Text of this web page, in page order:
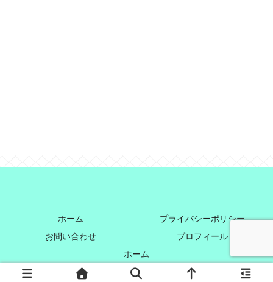
ホーム
プライバシーポリシー
お問い合わせ
プロフィール
ホーム
© 2021 すいぼうやのオススメお菓子レポート.